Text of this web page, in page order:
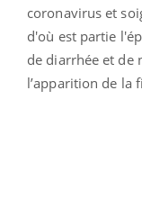
coronavirus et
d'où est partie
de diarrhée et de
l’apparition de la